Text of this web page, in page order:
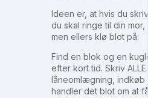
Ideen er, at hvis du
du skal ringe til din
men ellers klø blot på:
Find en blok og en
efter kort tid. Skriv
låneomlægning, indkøb
handler det blot om at